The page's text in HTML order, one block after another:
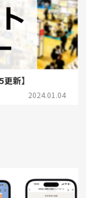
新】
2024.01.04